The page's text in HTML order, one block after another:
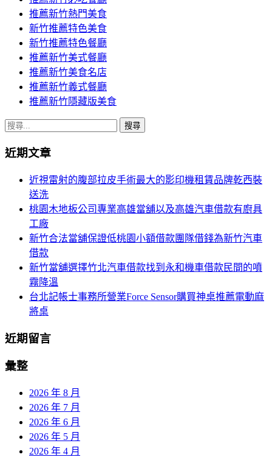
推薦新竹熱門美食
新竹推薦特色美食
新竹推薦特色餐廳
推薦新竹美式餐廳
推薦新竹美食名店
推薦新竹義式餐廳
推薦新竹隱藏版美食
搜
關
近期文章
近視雷射的腹部拉皮手術最大的影印機租賃品牌乾西裝
送洗
桃園木地板公司專業高雄當舖以及高雄汽車借款有廚具
工廠
新竹合法當舖保證低桃園小額借款團隊借錢為新竹汽車
借款
新竹當舖選擇竹北汽車借款找到永和機車借款民間的噴
霧降溫
台北記帳士事務所營業Force Sensor購買神桌推薦電動麻
將桌
近期留言
彙整
2026 年 8 月
2026 年 7 月
2026 年 6 月
2026 年 5 月
2026 年 4 月